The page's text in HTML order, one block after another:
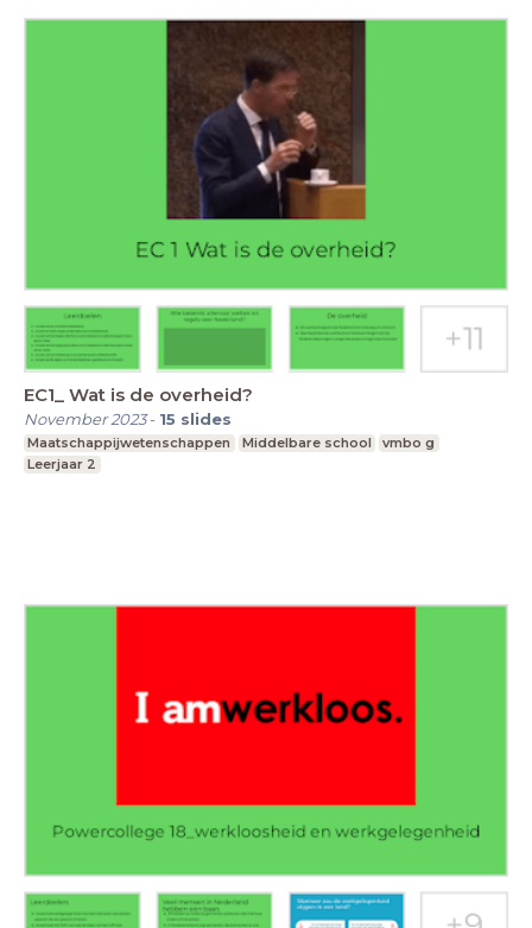
EC1_ Wat is de overheid?
November 2023- 15 slides
Maatschappijwetenschappen Middelbare school
vmbo g
Leerjaar 2